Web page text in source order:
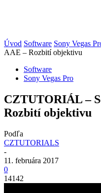
Úvod Software Sony Vegas
AAE – Rozbití objektivu
Software
Sony Vegas Pro
CZTUTORIÁL –
Rozbití objektivu
Podľa
CZTUTORIALS
-
11. februára 2017
0
14142